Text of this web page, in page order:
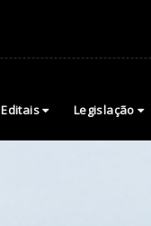
Editais Legislação